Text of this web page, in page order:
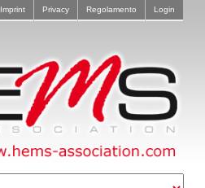
Imprint Privacy Regolamento Login